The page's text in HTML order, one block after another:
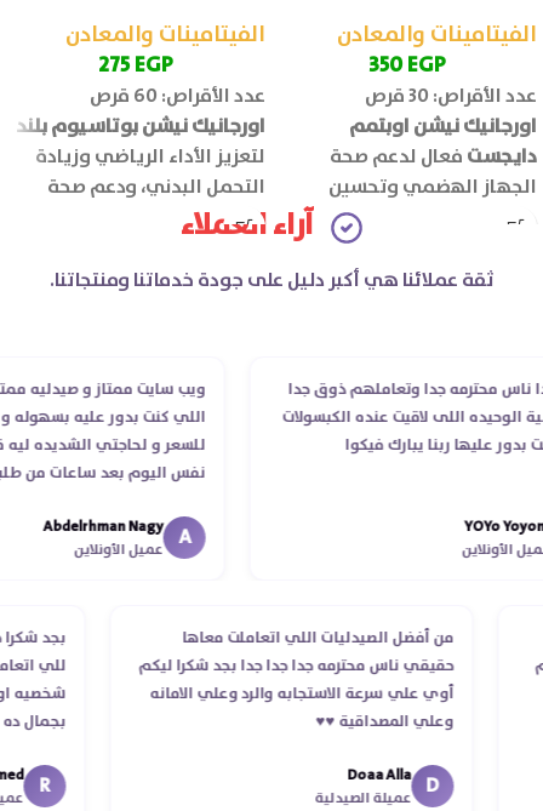
الفيتامينات والمعادن
350EGP
عدد الأقراص: 30 قرص
اورجانيك نيشن اوبتمم
دايجستفعال لدعم صحة
الجهاز الهضمي وتحسين
كفاءة الهضم ويقلل اضطرابات
الجهاز الهضمي مثل الانتفاخ
والغازات.
الفيتامينات والمعادن
275EGP
عدد الأقراص: 60 قرص
اورجانيك نيشن بوتاسيوم بلند
لتعزيز الأداء الرياضي وزيادة
التحمل البدني، ودعم صحة
العضلات والجهاز العصبي.
آراء العملاء
ثقة عملائنا هي أكبر دليل على جودة خدماتنا ومنتجاتنا.
جدا وتعاملهم ذوق جدا
اللى لاقيت عنده الكبسولات
ربنا يبارك فيكوا
ويب سايت ممتاز و صيدليه ممتازه
اللي كنت بدور عليه بسهوله و من
للسعر و لحاجتي الشديده ليه قدر
نفس اليوم بعد ساعات من طلبي و
انتهاء موعد عمله ..فضل يتابع
استلمت ..شكرا جزيلا ليكم
Abdelrhman Nagy
عميل الأونلاين
من أفضل الصيدليات اللي اتعاملت معاها
حقيقي ناس محترمه جدا جدا جدا بجد شكرا ليكم
أوي علي سرعة الاستجابه والرد وعلي الامانه
وعلي المصداقية ♥️♥️‏
D
Doaa Alla
عميلة الصيدلية